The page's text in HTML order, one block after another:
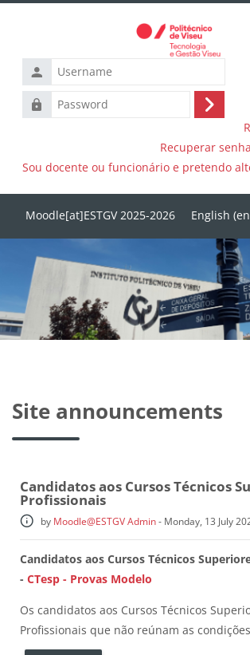
Username
Password
Log
Recuperar
Sou docente ou funcionário e pretendo
English
Site announcements
Candidatos aos Cursos Técnicos
Profissionais
by Moodle@ESTGV Admin- Monday, 13 July
Candidatos aos Cursos Técnicos
- CTesp - Provas Modelo
Os candidatos aos Cursos Técnicos
Profissionais que não reúnam as